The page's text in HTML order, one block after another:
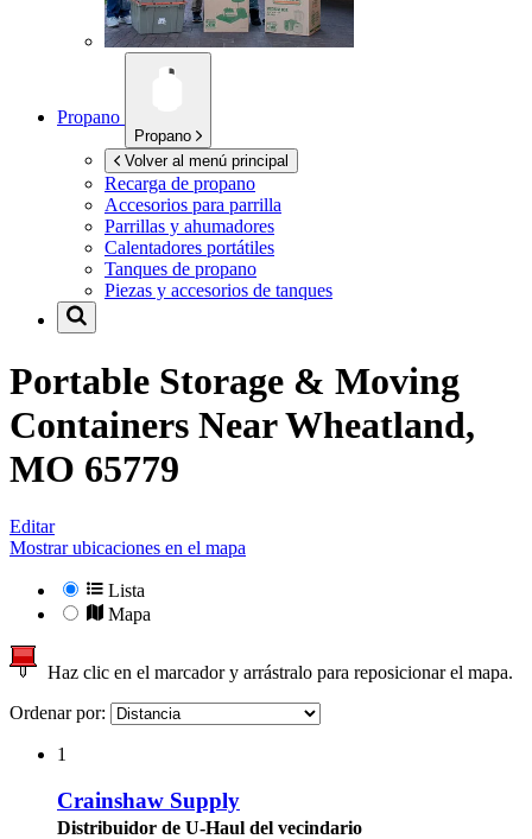
Propano
Propano
Volver al menú principal
Recarga de propano
Accesorios para parrilla
Parrillas y ahumadores
Calentadores portátiles
Tanques de propano
Piezas y accesorios de tanques
Portable Storage & Moving
Containers NearWheatland,
MO 65779
Editar
Mostrar ubicaciones en el mapa
Lista
Mapa
Haz clic en el marcador y arrástralo para reposicionar el mapa.
Ordenar por:
1
Crainshaw Supply
Distribuidor de U-Haul del vecindario